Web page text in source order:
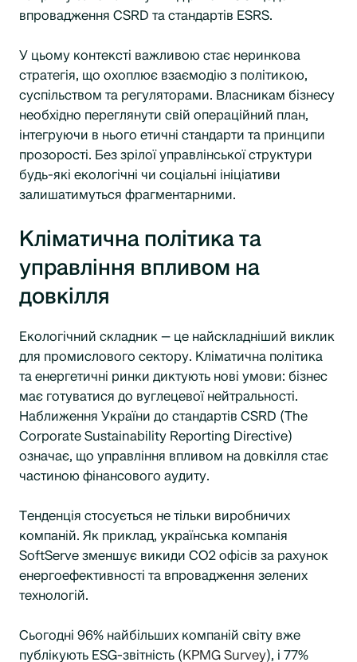
впровадження CSRD та стандартів ESRS.
У цьому контексті важливою стає неринкова
стратегія, що охоплює взаємодію з політикою,
суспільством та регуляторами. Власникам бізнесу
необхідно переглянути свій операційний план,
інтегруючи в нього етичні стандарти та принципи
прозорості. Без зрілої управлінської структури
будь-які екологічні чи соціальні ініціативи
залишатимуться фрагментарними.
Кліматична політика та
управління впливом на
довкілля
Екологічний складник — це найскладніший виклик
для промислового сектору. Кліматична політика
та енергетичні ринки диктують нові умови: бізнес
має готуватися до вуглецевої нейтральності.
Наближення України до стандартів CSRD (The
Corporate Sustainability Reporting Directive)
означає, що управління впливом на довкілля стає
частиною фінансового аудиту.
Тенденція стосується не тільки виробничих
компаній. Як приклад, українська компанія
SoftServe зменшує викиди CO2 офісів за рахунок
енергоефективності та впровадження зелених
технологій.
Сьогодні 96% найбільших компаній світу вже
публікують ESG-звітність (KPMG Survey), і 77%